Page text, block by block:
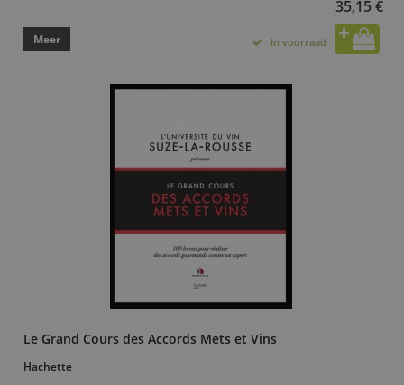
35,15 €
Meer In voorraad
Le Grand Cours des Accords Mets et Vins
Hachette